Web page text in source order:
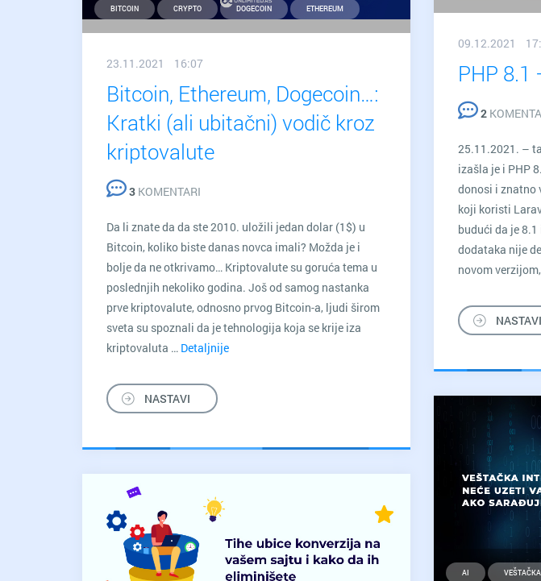
09.12.2021
PHP 8.1
2
25.11.2021. –
izašla je i PHP
donosi i znatno
koji koristi
budući da je
dodataka nije
novom
NASTAVI
BITCOIN CRYPTO DOGECOIN ETHEREUM
23.11.2021 16:07
Bitcoin, Ethereum, Dogecoin…:
Kratki (ali ubitačni) vodič kroz
kriptovalute
3 KOMENTARI
Da li znate da da ste 2010. uložili jedan dolar (1$) u
Bitcoin, koliko biste danas novca imali? Možda je i
bolje da ne otkrivamo… Kriptovalute su goruća tema u
poslednjih nekoliko godina. Još od samog nastanka
prve kriptovalute, odnosno prvog Bitcoin-a, ljudi širom
sveta su spoznali da je tehnologija koja se krije iza
kriptovaluta … Detaljnije
ubitačni)
NASTAVI
AI